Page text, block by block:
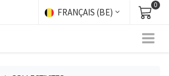
FRANÇAIS (BE)
0